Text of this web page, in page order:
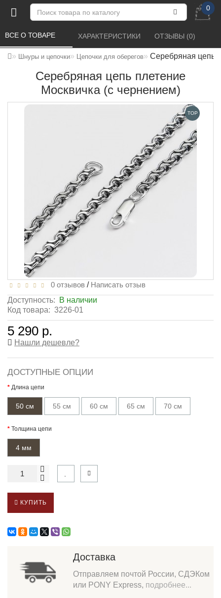
0
Шнуры и цепочки Цепочки для оберегов Серебряная цепь
Серебряная цепь плетение
Москвичка (с чернением)
ВСЕ О ТОВАРЕ ХАРАКТЕРИСТИКИ ОТЗЫВЫ (0)
TOP
0 отзывов / Написать отзыв
Доступность:
В наличии
Код товара: 3226-01
5 290 р.
Нашли дешевле?
ДОСТУПНЫЕ ОПЦИИ
Длина цепи
50 см 55 см 60 см 65 см 70 см
Толщина цепи
4 мм
КУПИТЬ
Доставка
Отправляем почтой России, СДЭКом
или PONY Express, подробнее...